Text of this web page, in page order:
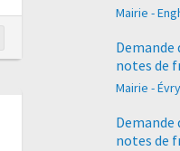
Mairie -
Demande
notes de
Mairie -
Demande
notes de